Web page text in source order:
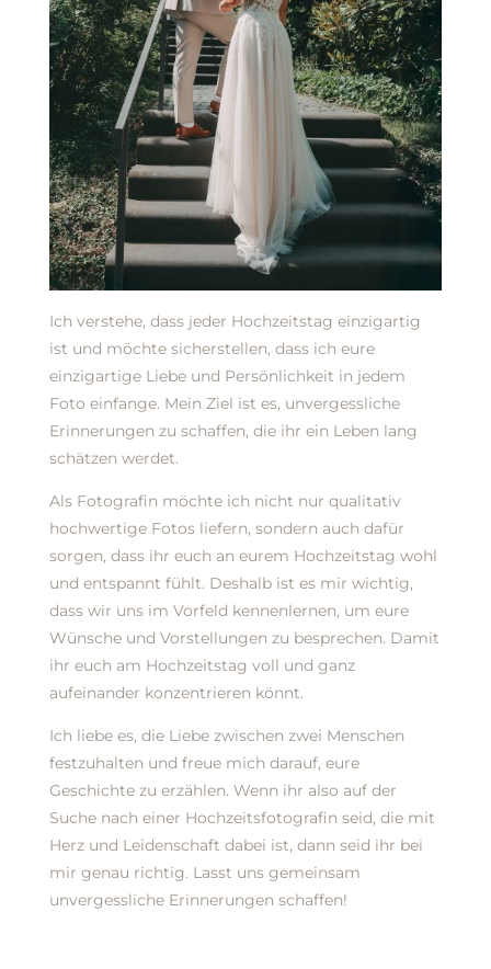
Ich verstehe, dass jeder Hochzeitstag einzigartig
ist und möchte sicherstellen, dass ich eure
einzigartige Liebe und Persönlichkeit in jedem
Foto einfange. Mein Ziel ist es, unvergessliche
Erinnerungen zu schaffen, die ihr ein Leben lang
schätzen werdet.
Als Fotografin möchte ich nicht nur qualitativ
hochwertige Fotos liefern, sondern auch dafür
sorgen, dass ihr euch an eurem Hochzeitstag wohl
und entspannt fühlt. Deshalb ist es mir wichtig,
dass wir uns im Vorfeld kennenlernen, um eure
Wünsche und Vorstellungen zu besprechen. Damit
ihr euch am Hochzeitstag voll und ganz
aufeinander konzentrieren könnt.
Ich liebe es, die Liebe zwischen zwei Menschen
festzuhalten und freue mich darauf, eure
Geschichte zu erzählen. Wenn ihr also auf der
Suche nach einer Hochzeitsfotografin seid, die mit
Herz und Leidenschaft dabei ist, dann seid ihr bei
mir genau richtig. Lasst uns gemeinsam
unvergessliche Erinnerungen schaffen!